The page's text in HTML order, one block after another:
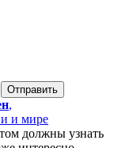
,
и мире
должны узнать